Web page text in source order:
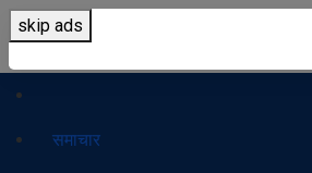
समाचार
skip ads